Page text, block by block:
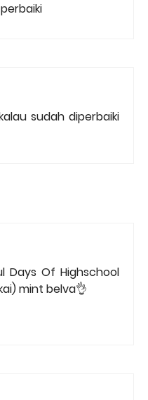
sudah diperbaiki
Days Of Highschool
mint belva👌